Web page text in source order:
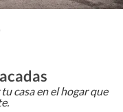
casa en el hogar que